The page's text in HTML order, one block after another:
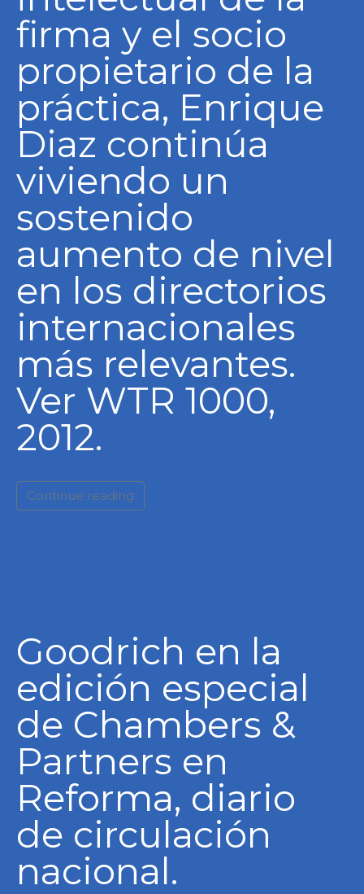
firma y el socio
propietario de la
práctica, Enrique
Diaz continúa
viviendo un
sostenido
aumento de nivel
en los directorios
internacionales
más relevantes.
Ver WTR 1000,
2012.
Continue reading
Goodrich en la
edición especial
de Chambers &
Partners en
Reforma, diario
de circulación
nacional.